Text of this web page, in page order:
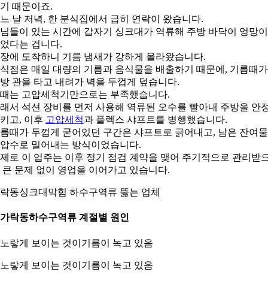
때문이죠.
날 저녁, 한 분식집에서 급히 연락이 왔습니다.
들이 있는 시간에 갑자기 싱크대가 역류해 주방 바닥이 엉망이
다는 겁니다.
에 도착하니 기름 냄새가 강하게 올라왔습니다.
점은 매일 대량의 기름과 음식물을 배출하기 때문에, 기름때가
관을 타고 내려가 벽을 두껍게 덮습니다.
는 고압세척기만으로는 부족했습니다.
서 석션 장비를 먼저 사용해 역류된 오수를 빨아내 주방을 안
고, 이후 고압세척과 플렉스 샤프트를 병행했습니다.
때가 두껍게 굳어있던 구간은 샤프트로 긁어내고, 남은 잔여
수로 밀어내는 방식이었습니다.
로 이 업주는 이후 정기 점검 계약을 맺어 주기적으로 관리받
큰 문제 없이 영업을 이어가고 있습니다.
동싱크대막힘 하수구역류 뚫는 업체
락동하수구역류 계절별 원인
랗게 보이는 것이기름이 녹고 있음